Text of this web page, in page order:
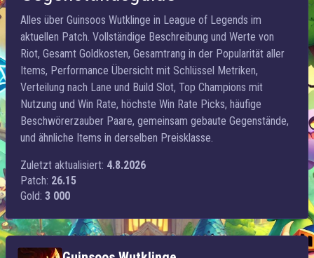
Alles über Guinsoos Wutklinge in League of Legends im
aktuellen Patch. Vollständige Beschreibung und Werte von
Riot, Gesamt Goldkosten, Gesamtrang in der Popularität aller
Items, Performance Übersicht mit Schlüssel Metriken,
Verteilung nach Lane und Build Slot, Top Champions mit
Nutzung und Win Rate, höchste Win Rate Picks, häufige
Beschwörerzauber Paare, gemeinsam gebaute Gegenstände,
und ähnliche Items in derselben Preisklasse.
Zuletzt aktualisiert: 4.8.2026
Patch: 26.15
Gold: 3 000